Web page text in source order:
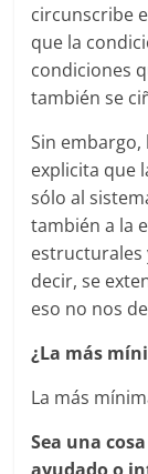
circunscribe
que la
condiciones
también se
Sin
explicita que
sólo al
también a la
estructurales
decir, se
eso no nos
¿La más
La más
Sea una